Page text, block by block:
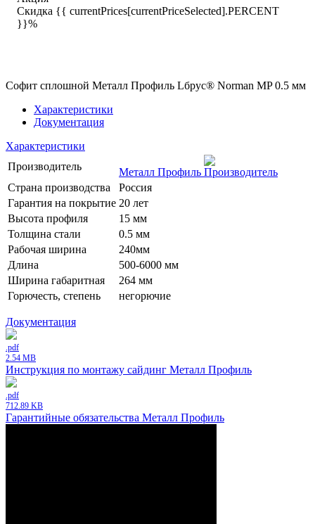
Скидка {{ currentPrices[currentPriceSelected].PERCENT
}}%
Софит сплошной Металл Профиль Lбрус® Norman MP 0.5 мм
Характеристики
Документация
Характеристики
Производитель
Металл Профиль
Страна производства
Россия
Гарантия на покрытие 20 лет
Высота профиля
15 мм
Толщина стали
0.5 мм
Рабочая ширина
240мм
Длина
500-6000 мм
Ширина габаритная
264 мм
Горючесть, степень
негорючие
Документация
.pdf
2.54 MB
Инструкция по монтажу сайдинг Металл Профиль
.pdf
712.89 KB
Гарантийные обязательства Металл Профиль